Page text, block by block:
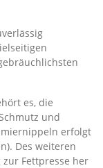
es, die
und
erfolgt
Des weiteren
Fettpresse her